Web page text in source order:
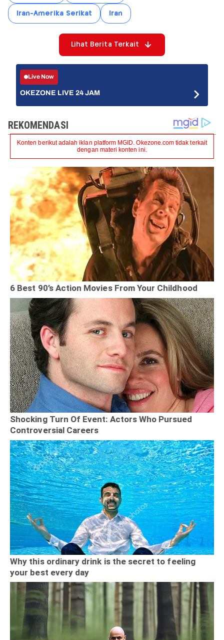
Iran-Amerika Serikat Iran
Lihat Berita Terkait
Live Now
OKEZONE LIVE 24 JAM